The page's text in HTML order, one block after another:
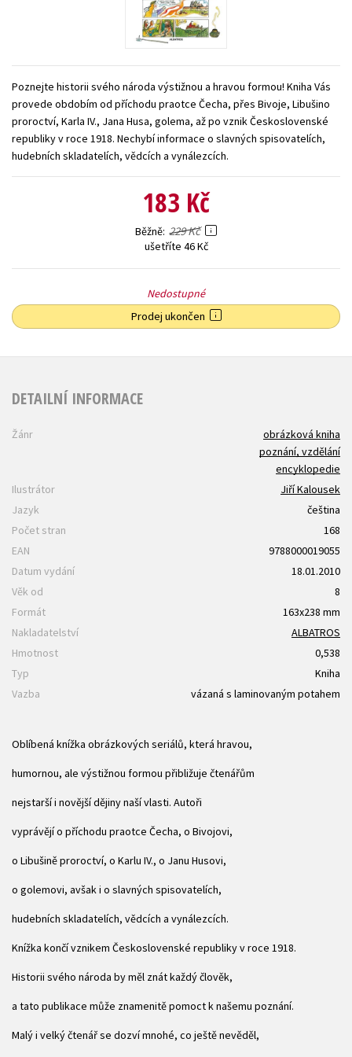
Zahraniční literatura
Poznejte historii svého národa výstižnou a hravou formou! Kniha Vás
provede obdobím od příchodu praotce Čecha, přes Bivoje, Libušino
proroctví, Karla IV., Jana Husa, golema, až po vznik Československé
republiky v roce 1918. Nechybí informace o slavných spisovatelích,
hudebních skladatelích, vědcích a vynálezcích.
183 Kč
Běžně 229 Kč
ušetříte 46 Kč
Nedostupné
Prodej ukončen
DETAILNÍ INFORMACE
Žánr
obrázková kniha
poznání, vzdělání
encyklopedie
Ilustrátor
Jiří Kalousek
Jazyk
čeština
Počet stran
168
EAN
9788000019055
Datum vydání
18.01.2010
Věk od
8
Formát
163x238 mm
Nakladatelství
ALBATROS
Hmotnost
0,538
Typ
Kniha
Vazba
vázaná s laminovaným potahem
Oblíbená knížka obrázkových seriálů, která hravou,
humornou, ale výstižnou formou přibližuje čtenářům
nejstarší i novější dějiny naší vlasti. Autoři
vyprávějí o příchodu praotce Čecha, o Bivojovi,
o Libušině proroctví, o Karlu IV., o Janu Husovi,
o golemovi, avšak i o slavných spisovatelích,
hudebních skladatelích, vědcích a vynálezcích.
Knížka končí vznikem Československé republiky v roce 1918.
Historii svého národa by měl znát každý člověk,
a tato publikace může znamenitě pomoct k našemu poznání.
Malý i velký čtenář se dozví mnohé, co ještě nevěděl,